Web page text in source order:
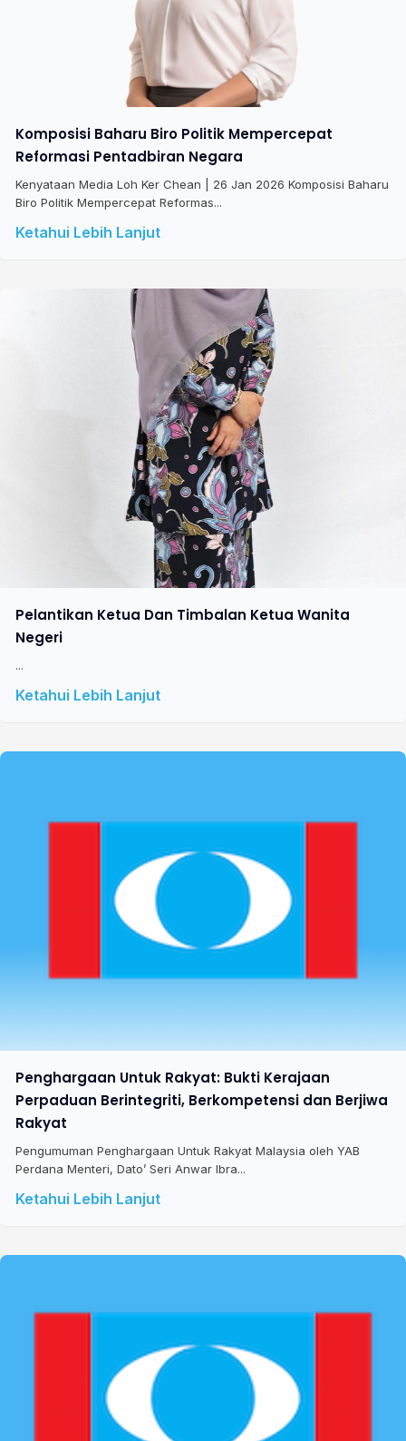
Komposisi Baharu Biro Politik Mempercepat
Reformasi Pentadbiran Negara
Kenyataan Media Loh Ker Chean | 26 Jan 2026 Komposisi Baharu
Biro Politik Mempercepat Reformas...
Ketahui Lebih Lanjut
Pelantikan Ketua Dan Timbalan Ketua Wanita
Negeri
...
Ketahui Lebih Lanjut
Penghargaan Untuk Rakyat: Bukti Kerajaan
Perpaduan Berintegriti, Berkompetensi dan Berjiwa
Rakyat
Pengumuman Penghargaan Untuk Rakyat Malaysia oleh YAB
Perdana Menteri, Dato’ Seri Anwar Ibra...
Ketahui Lebih Lanjut